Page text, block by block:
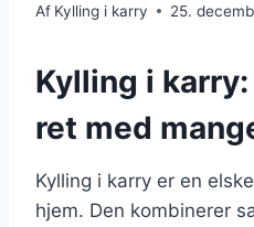
Af Kylling i karry 25.
Kylling i
ret med
Kylling i karry er en
hjem. Den kombinerer